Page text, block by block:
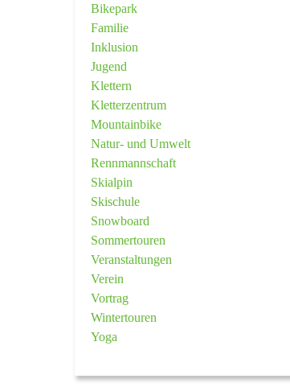
Bikepark
Familie
Inklusion
Jugend
Klettern
Kletterzentrum
Mountainbike
Natur- und Umwelt
Rennmannschaft
Skialpin
Skischule
Snowboard
Sommertouren
Veranstaltungen
Verein
Vortrag
Wintertouren
Yoga